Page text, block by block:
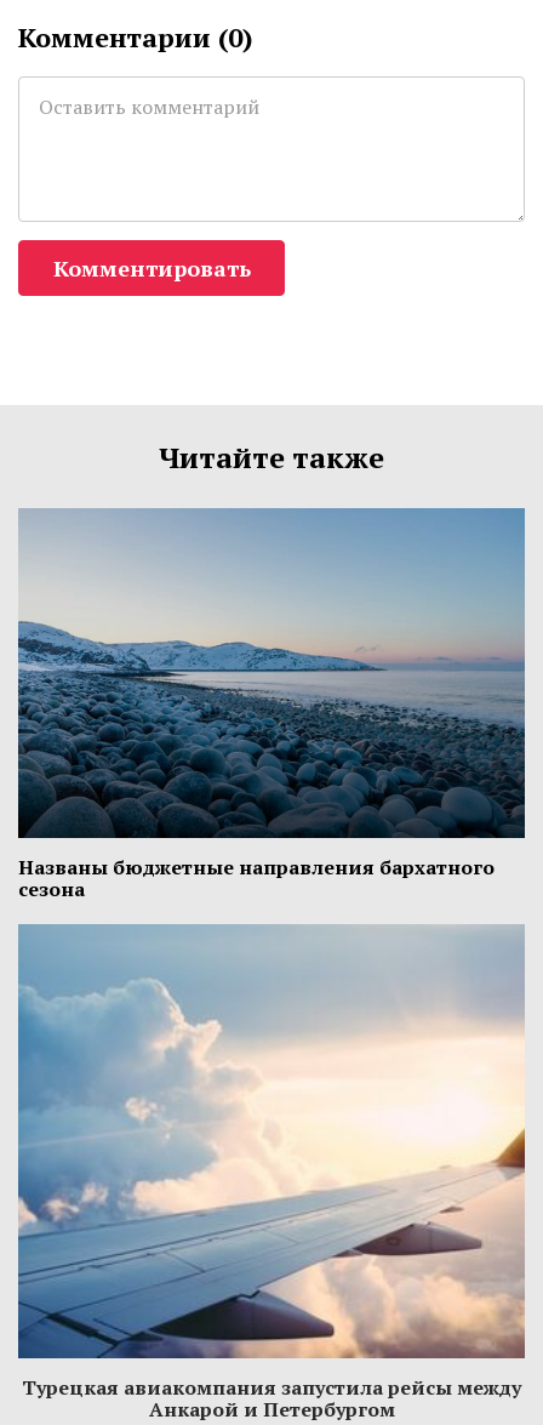
Комментарии (0)
Комментировать
Читайте также
Названы бюджетные направления бархатного
сезона
Турецкая авиакомпания запустила рейсы между
Анкарой и Петербургом